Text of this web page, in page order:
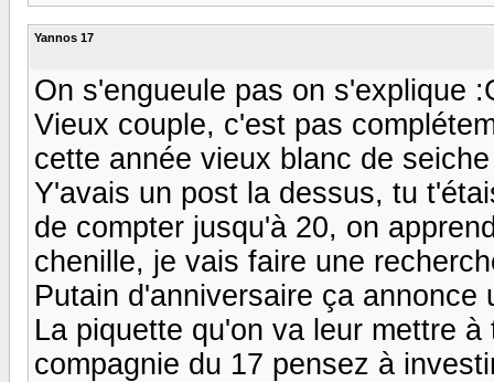
Yannos 17
On s'engueule pas on s'explique
Vieux couple, c'est pas
cette année vieux blanc de
Y'avais un post la dessus, tu
de compter jusqu'à 20, on
chenille, je vais faire une
Putain d'anniversaire ça
La piquette qu'on va leur mettre
compagnie du 17 pensez à